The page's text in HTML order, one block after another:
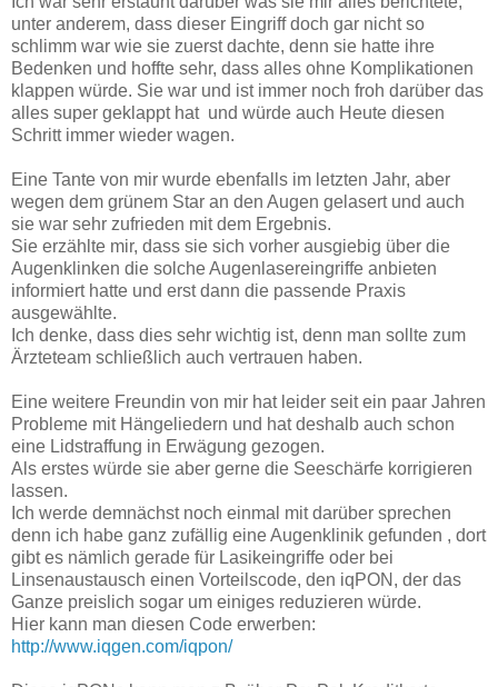
unter anderem, dass dieser Eingriff doch gar nicht so
schlimm war wie sie zuerst dachte, denn sie hatte ihre
Bedenken und hoffte sehr, dass alles ohne Komplikationen
klappen würde. Sie war und ist immer noch froh darüber das
alles super geklappt hat und würde auch Heute diesen
Schritt immer wieder wagen.
Eine Tante von mir wurde ebenfalls im letzten Jahr, aber
wegen dem grünem Star an den Augen gelasert und auch
sie war sehr zufrieden mit dem Ergebnis.
Sie erzählte mir, dass sie sich vorher ausgiebig über die
Augenklinken die solche Augenlasereingriffe anbieten
informiert hatte und erst dann die passende Praxis
ausgewählte.
Ich denke, dass dies sehr wichtig ist, denn man sollte zum
Ärzteteam schließlich auch vertrauen haben.
Eine weitere Freundin von mir hat leider seit ein paar Jahren
Probleme mit Hängeliedern und hat deshalb auch schon
eine Lidstraffung in Erwägung gezogen.
Als erstes würde sie aber gerne die Seeschärfe korrigieren
lassen.
Ich werde demnächst noch einmal mit darüber sprechen
denn ich habe ganz zufällig eine Augenklinik gefunden , dort
gibt es nämlich gerade für Lasikeingriffe oder bei
Linsenaustausch einen Vorteilscode, den iqPON, der das
Ganze preislich sogar um einiges reduzieren würde.
Hier kann man diesen Code erwerben:
http://www.iqgen.com/iqpon/